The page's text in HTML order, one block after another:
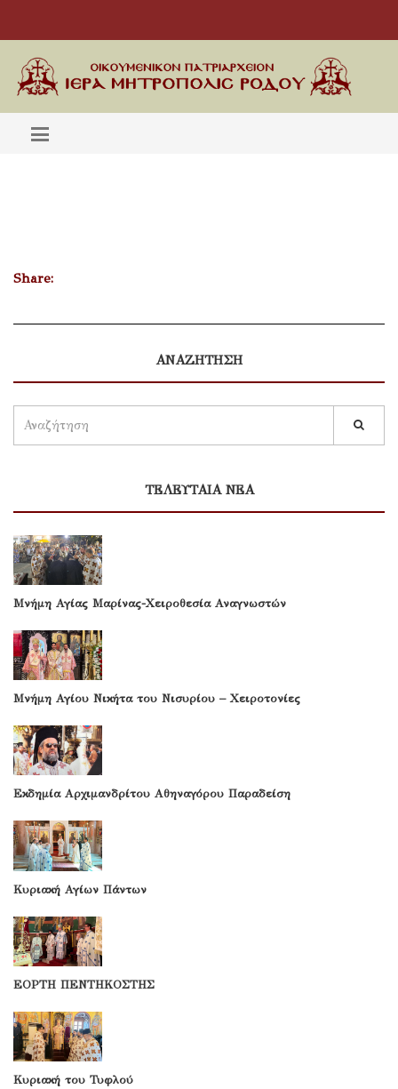
Share:
ΑΝΑΖΗΤΗΣΗ
ΤΕΛΕΥΤΑΙΑ ΝΕΑ
Μνήμη Αγίας Μαρίνας-Χειροθεσία Αναγνωστών
Μνήμη Αγίου Νικήτα του Νισυρίου – Χειροτονίες
Εκδημία Αρχιμανδρίτου Αθηναγόρου Παραδείση
Κυριακή Αγίων Πάντων
ΕΟΡΤΗ ΠΕΝΤΗΚΟΣΤΗΣ
Κυριακή του Τυφλού